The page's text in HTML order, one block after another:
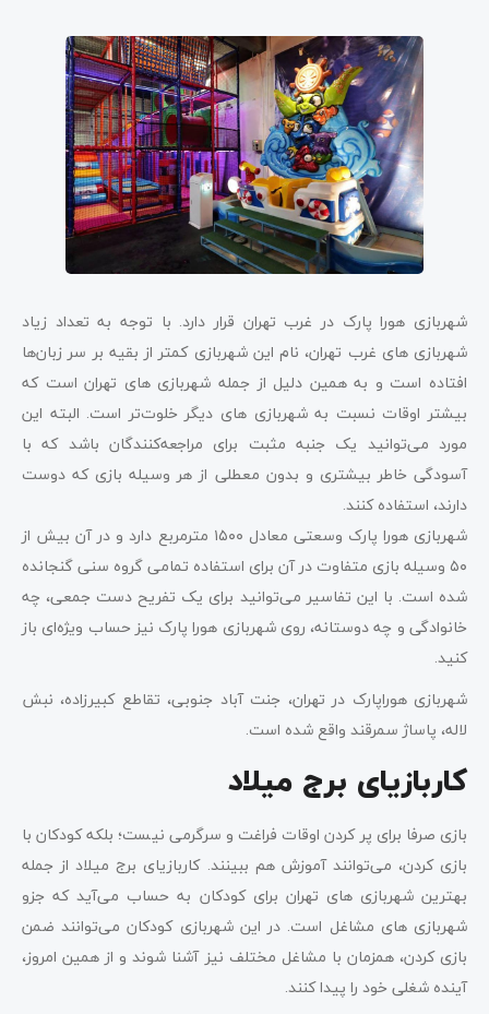
شهربازی هورا پارک در غرب تهران قرار دارد. با توجه به تعداد زیاد
شهربازی ‌های غرب تهران، نام این شهربازی کمتر از بقیه بر سر زبان‌ها
افتاده است و به همین دلیل از جمله شهربازی ‌های تهران است که
بیشتر اوقات نسبت به شهربازی ‌های دیگر خلوت‌تر است. البته این
مورد می‌توانید یک جنبه مثبت برای مراجعه‌کنندگان باشد که با
آسودگی خاطر بیشتری و بدون معطلی از هر وسیله بازی که دوست
دارند، استفاده کنند.
شهربازی هورا پارک وسعتی معادل ۱۵۰۰ مترمربع دارد و در آن بیش از
۵۰ وسیله بازی متفاوت در آن برای استفاده تمامی گروه سنی گنجانده
شده است. با این تفاسیر می‌توانید برای یک تفریح دست جمعی، چه
خانوادگی و چه دوستانه، روی شهربازی هورا پارک نیز حساب ویژه‌ای باز
کنید.
شهربازی هوراپارک در تهران، جنت آباد جنوبی، تقاطع کبیرزاده، نبش
لاله، پاساژ سمرقند واقع شده است.
کاربازیای برج میلاد
بازی صرفا برای پر کردن اوقات فراغت و سرگرمی نیست؛ بلکه کودکان با
بازی کردن، می‌توانند آموزش هم ببینند. کاربازیای برج میلاد از جمله
بهترین شهربازی ‌های تهران برای کودکان به حساب می‌آید که جزو
شهربازی ‌های مشاغل است. در این شهربازی کودکان می‌توانند ضمن
بازی کردن، همزمان با مشاغل مختلف نیز آشنا شوند و از همین امروز،
آینده شغلی خود را پیدا کنند.